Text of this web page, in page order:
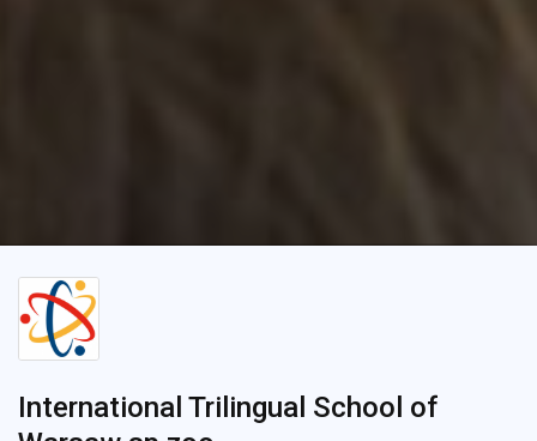
International Trilingual School of